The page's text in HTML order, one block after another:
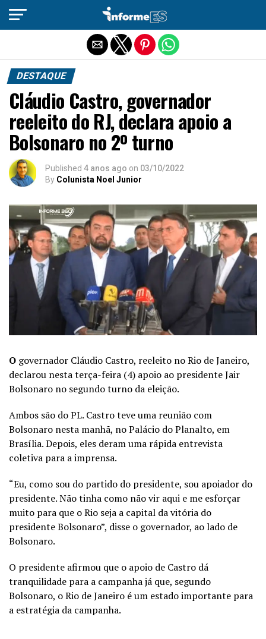
DESTAQUE
Cláudio Castro, governador
reeleito do RJ, declara apoio a
Bolsonaro no 2º turno
Published 4 anos ago on 03/10/2022
By Colunista Noel Junior
O governador Cláudio Castro, reeleito no Rio de Janeiro,
declarou nesta terça-feira (4) apoio ao presidente Jair
Bolsonaro no segundo turno da eleição.
Ambos são do PL. Castro teve uma reunião com
Bolsonaro nesta manhã, no Palácio do Planalto, em
Brasília. Depois, eles deram uma rápida entrevista
coletiva para a imprensa.
“Eu, como sou do partido do presidente, sou apoiador do
presidente. Não tinha como não vir aqui e me esforçar
muito para que o Rio seja a capital da vitória do
presidente Bolsonaro”, disse o governador, ao lado de
Bolsonaro.
O presidente afirmou que o apoio de Castro dá
tranquilidade para a campanha já que, segundo
Bolsonaro, o Rio de Janeiro é um estado importante para
a estratégia da campanha.
Sair da versão mobile